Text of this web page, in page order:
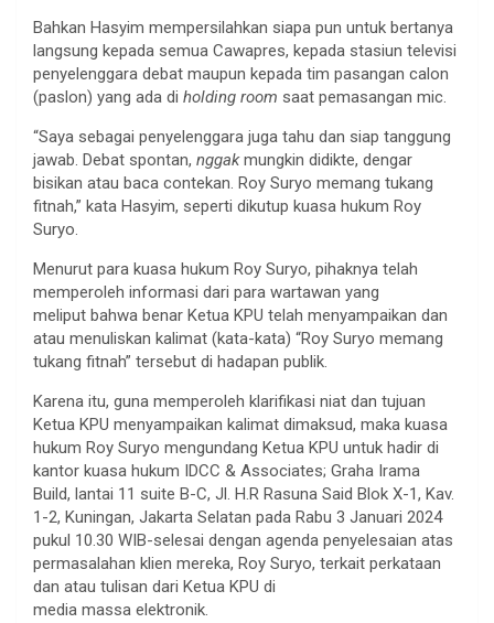
Bahkan Hasyim mempersilahkan siapa pun untuk bertanya
langsung kepada semua Cawapres, kepada stasiun televisi
penyelenggara debat maupun kepada tim pasangan calon
(paslon) yang ada di holding room saat pemasangan mic.
“Saya sebagai penyelenggara juga tahu dan siap tanggung
jawab. Debat spontan, nggakmungkin didikte, dengar
bisikan atau baca contekan. Roy Suryo memang tukang
fitnah,” kata Hasyim, seperti dikutup kuasa hukum Roy
Suryo.
Menurut para kuasa hukum Roy Suryo, pihaknya telah
memperoleh informasi dari para wartawan yang
meliput bahwa benar Ketua KPU telah menyampaikan dan
atau menuliskan kalimat (kata-kata) “Roy Suryo memang
tukang fitnah” tersebut di hadapan publik.
Karena itu, guna memperoleh klarifikasi niat dan tujuan
Ketua KPU menyampaikan kalimat dimaksud, maka kuasa
hukum Roy Suryo mengundang Ketua KPU untuk hadir di
kantor kuasa hukum IDCC & Associates; Graha Irama
Build, lantai 11 suite B-C, Jl. H.R Rasuna Said Blok X-1, Kav.
1-2, Kuningan, Jakarta Selatan pada Rabu 3 Januari 2024
pukul 10.30 WIB-selesai dengan agenda penyelesaian atas
permasalahan klien mereka, Roy Suryo, terkait perkataan
dan atau tulisan dari Ketua KPU di
media massa elektronik.